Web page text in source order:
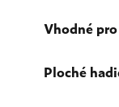
Vhodné
Ploché